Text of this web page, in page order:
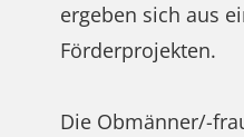
ergeben sich aus
Förderprojekten.
Die Obmänner/-